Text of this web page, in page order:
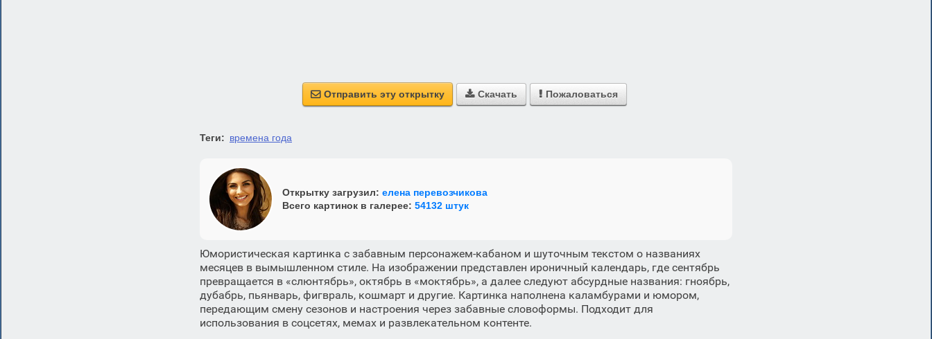
 Отправить эту открытку  Скачать  Пожаловаться
Теги: времена года
Открытку загрузил: елена перевозчикова
Всего картинок в галерее: 54132 штук
Юмористическая картинка с забавным персонажем-кабаном и шуточным текстом о названиях
месяцев в вымышленном стиле. На изображении представлен ироничный календарь, где сентябрь
превращается в «слюнтябрь», октябрь в «моктябрь», а далее следуют абсурдные названия: гноябрь,
дубабрь, пьянварь, фигвраль, кошмарт и другие. Картинка наполнена каламбурами и юмором,
передающим смену сезонов и настроения через забавные словоформы. Подходит для
использования в соцсетях, мемах и развлекательном контенте.